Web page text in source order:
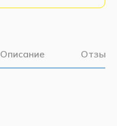
Описание